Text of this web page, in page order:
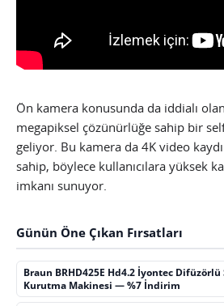
Ön kamera konusunda da iddialı
megapiksel çözünürlüğe sahip bir
geliyor. Bu kamera da 4K video
sahip, böylece kullanıcılara yüksek
imkanı sunuyor.
Günün Öne Çıkan Fırsatları
Braun BRHD425E Hd4.2 İyontec Difüzörlü
Kurutma Makinesi — %7 İndirim